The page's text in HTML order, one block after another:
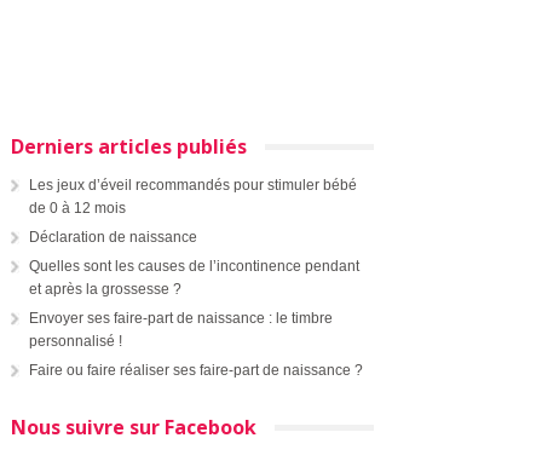
Derniers articles publiés
Les jeux d’éveil recommandés pour stimuler bébé
de 0 à 12 mois
Déclaration de naissance
Quelles sont les causes de l’incontinence pendant
et après la grossesse ?
Envoyer ses faire-part de naissance : le timbre
personnalisé !
Faire ou faire réaliser ses faire-part de naissance ?
Nous suivre sur Facebook